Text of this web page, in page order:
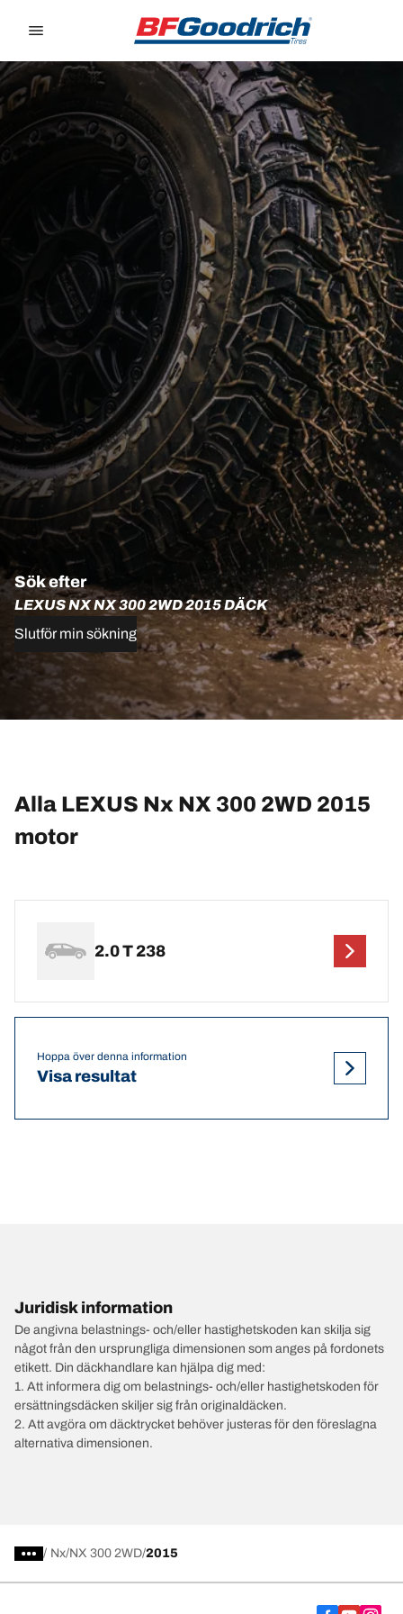
Sök efter
LEXUS NX NX 300 2WD 2015 DÄCK
Slutför min sökning
Alla LEXUS Nx NX 300 2WD 2015
motor
2.0 T 238
Hoppa över denna information
Visa resultat
Juridisk information
De angivna belastnings- och/eller hastighetskoden kan skilja sig
något från den ursprungliga dimensionen som anges på fordonets
etikett. Din däckhandlare kan hjälpa dig med:
1. Att informera dig om belastnings- och/eller hastighetskoden för
ersättningsdäcken skiljer sig från originaldäcken.
2. Att avgöra om däcktrycket behöver justeras för den föreslagna
alternativa dimensionen.
/ Nx NX 300 2WD 2015